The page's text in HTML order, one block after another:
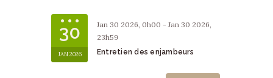
30
JAN 2026
Jan 30 2026, 0h00 - Jan 30 2026,
23h59
Entretien des enjambeurs